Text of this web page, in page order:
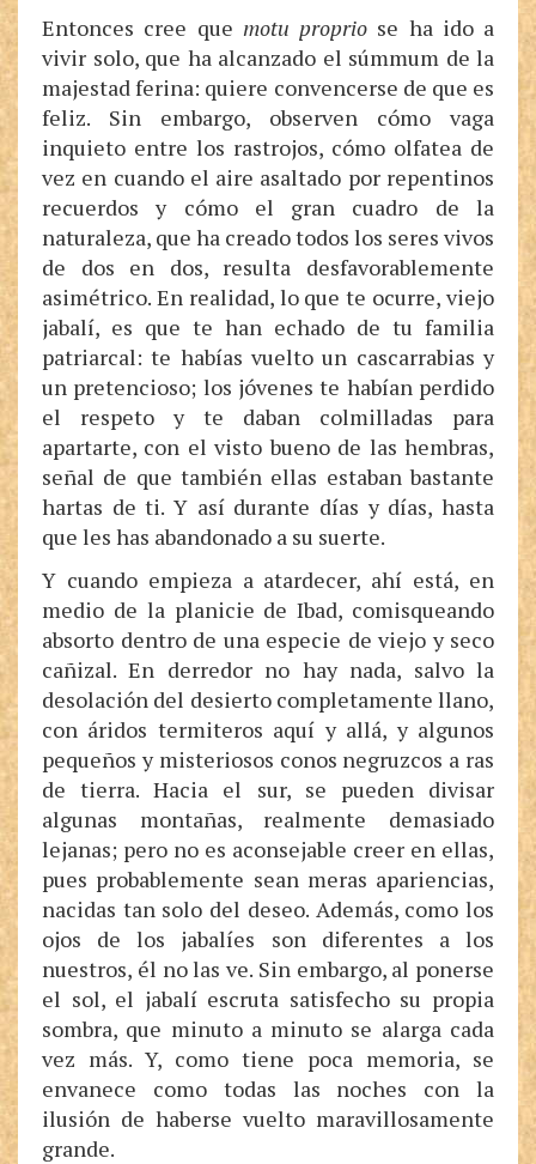
Entonces cree que motu proprio se ha ido a
vivir solo, que ha alcanzado el súmmum de la
majestad ferina: quiere convencerse de que es
feliz. Sin embargo, observen cómo vaga
inquieto entre los rastrojos, cómo olfatea de
vez en cuando el aire asaltado por repentinos
recuerdos y cómo el gran cuadro de la
naturaleza, que ha creado todos los seres vivos
de dos en dos, resulta desfavorablemente
asimétrico. En realidad, lo que te ocurre, viejo
jabalí, es que te han echado de tu familia
patriarcal: te habías vuelto un cascarrabias y
un pretencioso; los jóvenes te habían perdido
el respeto y te daban colmilladas para
apartarte, con el visto bueno de las hembras,
señal de que también ellas estaban bastante
hartas de ti. Y así durante días y días, hasta
que les has abandonado a su suerte.
Y cuando empieza a atardecer, ahí está, en
medio de la planicie de Ibad, comisqueando
absorto dentro de una especie de viejo y seco
cañizal. En derredor no hay nada, salvo la
desolación del desierto completamente llano,
con áridos termiteros aquí y allá, y algunos
pequeños y misteriosos conos negruzcos a ras
de tierra. Hacia el sur, se pueden divisar
algunas montañas, realmente demasiado
lejanas; pero no es aconsejable creer en ellas,
pues probablemente sean meras apariencias,
nacidas tan solo del deseo. Además, como los
ojos de los jabalíes son diferentes a los
nuestros, él no las ve. Sin embargo, al ponerse
el sol, el jabalí escruta satisfecho su propia
sombra, que minuto a minuto se alarga cada
vez más. Y, como tiene poca memoria, se
envanece como todas las noches con la
ilusión de haberse vuelto maravillosamente
grande.